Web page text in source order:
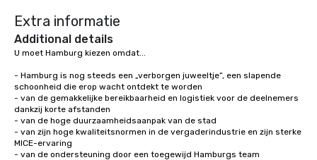
Extra informatie
Additional details
U moet Hamburg kiezen omdat...
- Hamburg is nog steeds een „verborgen juweeltje”, een slapende
schoonheid die erop wacht ontdekt te worden
- van de gemakkelijke bereikbaarheid en logistiek voor de deelnemers
dankzij korte afstanden
- van de hoge duurzaamheidsaanpak van de stad
- van zijn hoge kwaliteitsnormen in de vergaderindustrie en zijn sterke
MICE-ervaring
- van de ondersteuning door een toegewijd Hamburgs team